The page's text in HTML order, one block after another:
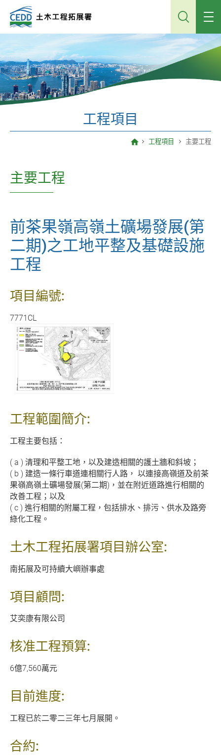
容
工程項目
工程項目 主要工程
主要工程
前茶果嶺高嶺土礦場發展(第
二期)之工地平整及基礎設施
工程
項目編號:
7771CL
工程範圍簡介:
工程主要包括：
( a ) 清理和平整工地，以及建造相關的護土牆和斜坡；
( b ) 建造一條行車道連相關行人路， 以連接高嶺道及前茶
果嶺高嶺土礦場發展(第二期)，並在附近道路進行相關的
改善工程；以及
( c ) 進行相關的附屬工程，包括排水、排污、供水及路旁
綠化工程。
土木工程拓展署項目辦公室:
南拓展及可持續大嶼辦事處
項目顧問:
艾奕康有限公司
核准工程預算:
6億7,560萬元
目前進度:
工程已於二零二三年七月展開。
合約: